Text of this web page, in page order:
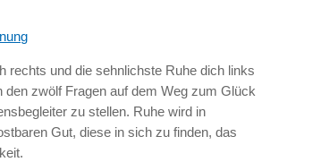
rechts und die sehnlichste Ruhe dich links
den zwölf Fragen auf dem Weg zum Glück
zu stellen. Ruhe wird in
Gut, diese in sich zu finden, das